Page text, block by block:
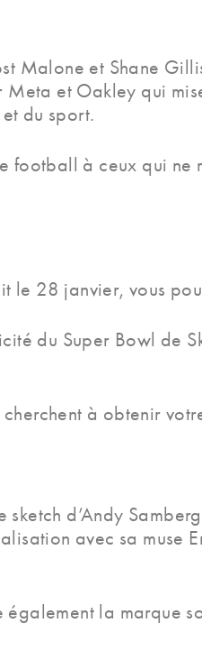
Malone et Shane
et Oakley qui
du sport.
football à ceux qui ne
le 28 janvier, vous
du Super Bowl de
cherchent à obtenir
d’Andy
avec sa muse
la marque